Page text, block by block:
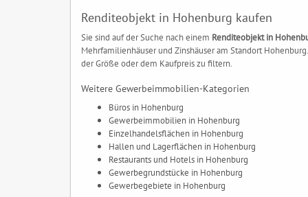
Renditeobjekt in Hohenburg kaufen
Sie sind auf der Suche nach einem Renditeobjekt in
Mehrfamilienhäuser und Zinshäuser am Standort
der Größe oder dem Kaufpreis zu filtern.
Weitere Gewerbeimmobilien-Kategorien
Büros in Hohenburg
Gewerbeimmobilien in Hohenburg
Einzelhandelsflächen in Hohenburg
Hallen und Lagerflächen in Hohenburg
Restaurants und Hotels in Hohenburg
Gewerbegrundstücke in Hohenburg
Gewerbegebiete in Hohenburg